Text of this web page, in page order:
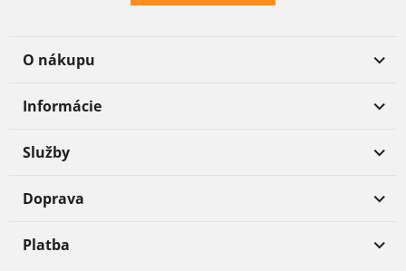
O nákupu
Informácie
Služby
Doprava
Platba